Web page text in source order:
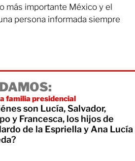
más importante México y el
persona informada siempre
familia presidencial
son Lucía, Salvador,
y Francesca, los hijos de
de la Espriella y Ana Lucía